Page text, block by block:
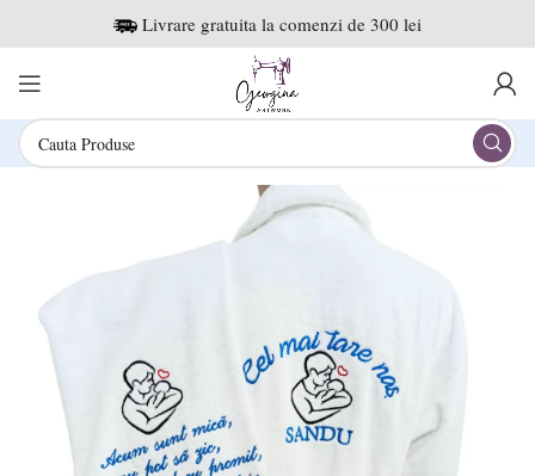
Livrare gratuita la comenzi de 300 lei